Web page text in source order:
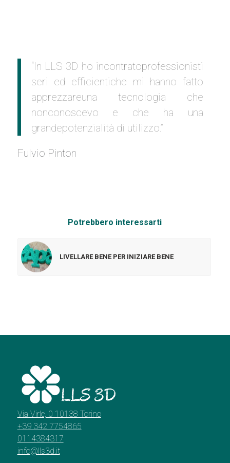
“In LLS 3D ho incontratoprofessionisti
seri ed efficientiche mi hanno fatto
apprezzareuna tecnologia che
nonconoscevo e che ha una
grandepotenzialità di utilizzo.”
Fulvio Pinton
Potrebbero interessarti
LIVELLARE BENE PER INIZIARE BENE
Via Virle, 0 10138 Torino
+39 342 7754865
0114384317
info@lls3d.it